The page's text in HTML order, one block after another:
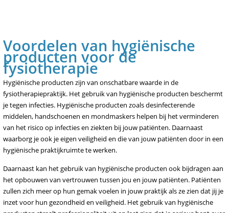
Voordelen van hygiënische
producten voor de
fysiotherapie
Hygiënische producten zijn van onschatbare waarde in de
fysiotherapiepraktijk. Het gebruik van hygiënische producten beschermt
je tegen infecties. Hygiënische producten zoals desinfecterende
middelen, handschoenen en mondmaskers helpen bij het verminderen
van het risico op infecties en ziekten bij jouw patiënten. Daarnaast
waarborg je ook je eigen veiligheid en die van jouw patiënten door in een
hygiënische praktijkruimte te werken.
Daarnaast kan het gebruik van hygiënische producten ook bijdragen aan
het opbouwen van vertrouwen tussen jou en jouw patiënten. Patiënten
zullen zich meer op hun gemak voelen in jouw praktijk als ze zien dat jij je
inzet voor hun gezondheid en veiligheid. Het gebruik van hygiënische